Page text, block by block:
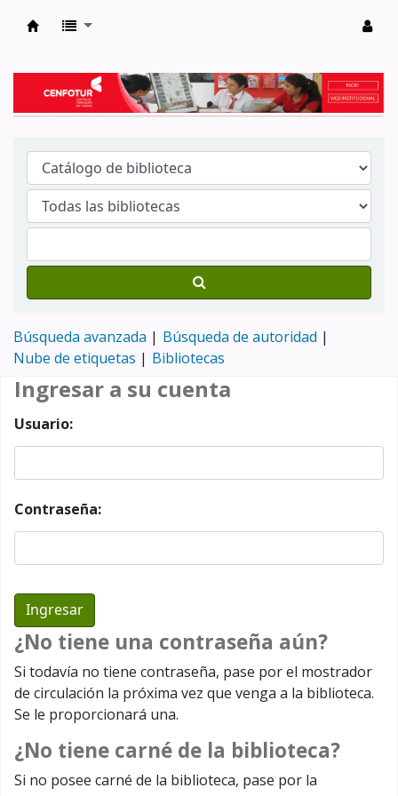
Búsqueda avanzada
Búsqueda de autoridad
Nube de etiquetas
Bibliotecas
Ingresar a su cuenta
Usuario:
Contraseña:
¿No tiene una contraseña aún?
Si todavía no tiene contraseña, pase por el mostrador
de circulación la próxima vez que venga a la biblioteca.
Se le proporcionará una.
¿No tiene carné de la biblioteca?
Si no posee carné de la biblioteca, pase por la